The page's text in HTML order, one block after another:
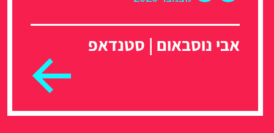
אבי נוסבאום | סטנדאפ